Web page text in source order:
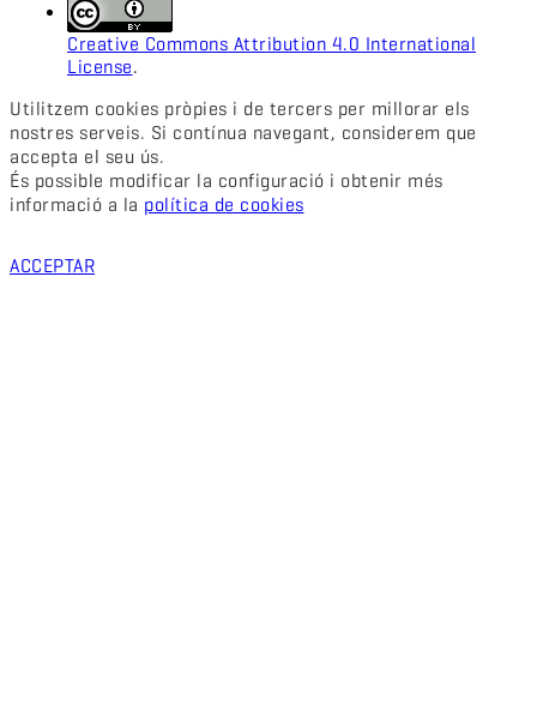
Creative Commons Attribution 4.0 International
License.
Utilitzem cookies pròpies i de tercers per millorar els
nostres serveis. Si contínua navegant, considerem que
accepta el seu ús.
És possible modificar la configuració i obtenir més
informació a la política de cookies
ACCEPTAR